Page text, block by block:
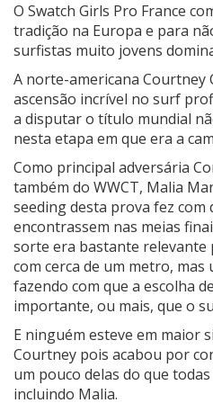
O Swatch Girls Pro France
tradição na Europa e para
surfistas muito jovens
A norte-americana Courtney
ascensão incrível no surf
a disputar o título mundial
nesta etapa em que era a
Como principal adversária
também do WWCT, Malia
seeding desta prova fez com
encontrassem nas meias
sorte era bastante relevante
com cerca de um metro,
fazendo com que a escolha
importante, ou mais, que o
E ninguém esteve em maior
Courtney pois acabou por
um pouco delas do que
incluindo Malia.